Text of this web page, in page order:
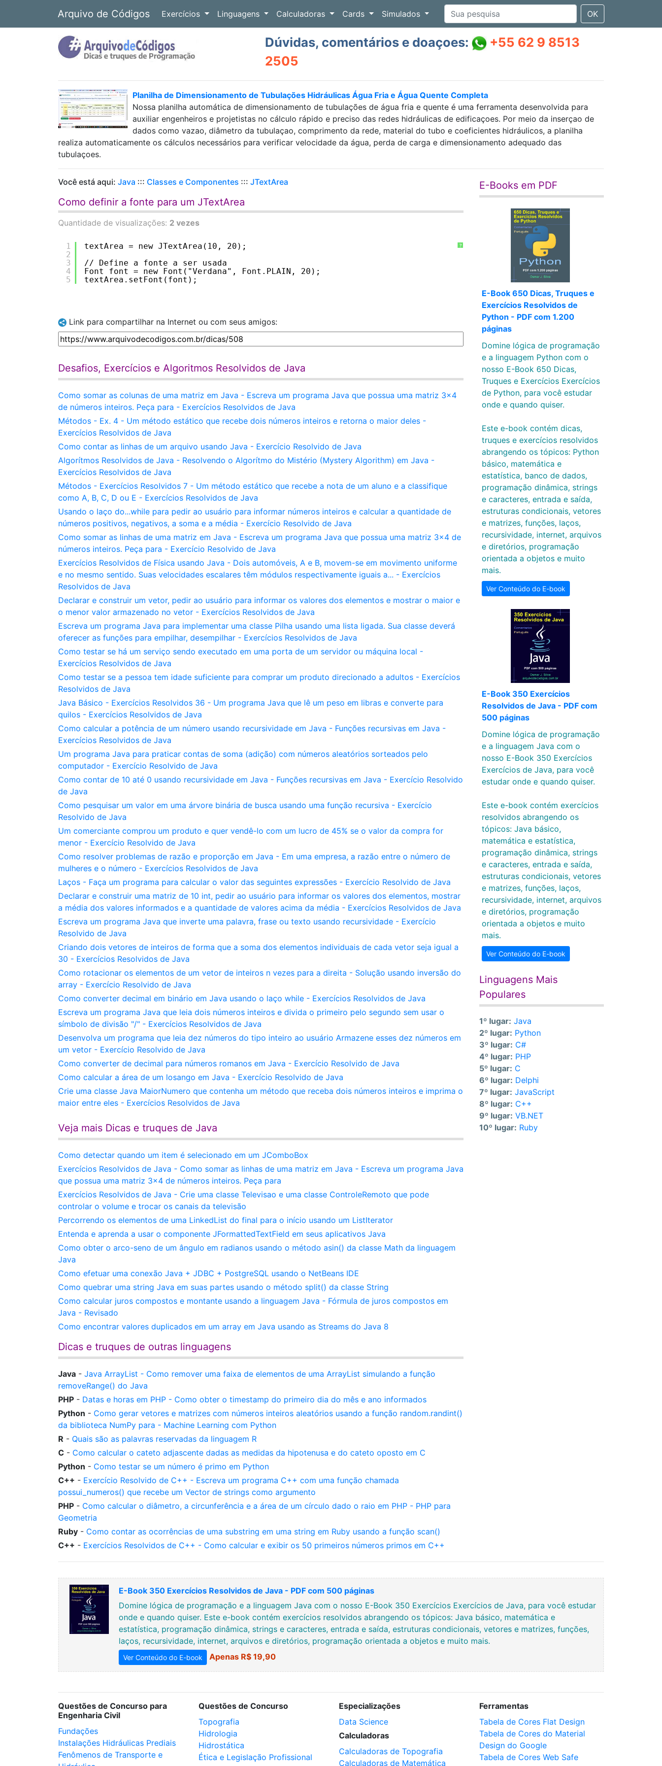
Arquivo de Códigos Exercícios Linguagens Calculadoras Cards Simulados OK
Dúvidas, comentários e doaçoes:
+55 62 9 8513
2505
Planilha de Dimensionamento de Tubulações Hidráulicas Água Fria e Água Quente Completa
Nossa planilha automática de dimensionamento de tubulações de água fria e quente é uma ferramenta desenvolvida para
auxiliar engenheiros e projetistas no cálculo rápido e preciso das redes hidráulicas de edificaçoes. Por meio da inserçao de
dados como vazao, diâmetro da tubulaçao, comprimento da rede, material do tubo e coeficientes hidráulicos, a planilha
realiza automaticamente os cálculos necessários para verificar velocidade da água, perda de carga e dimensionamento adequado das
tubulaçoes.
Você está aqui: Java ::: Classes e Componentes ::: JTextArea
Como definir a fonte para um JTextArea
Quantidade de visualizações: 2 vezes
?
1
2
3
4
5
textArea = new JTextArea(10, 20);
// Define a fonte a ser usada
Font font = new Font("Verdana", Font.PLAIN, 20);
textArea.setFont(font);
Link para compartilhar na Internet ou com seus amigos:
Desafios, Exercícios e Algoritmos Resolvidos de Java
Como somar as colunas de uma matriz em Java - Escreva um programa Java que possua uma matriz 3x4
de números inteiros. Peça para - Exercícios Resolvidos de Java
Métodos - Ex. 4 - Um método estático que recebe dois números inteiros e retorna o maior deles -
Exercícios Resolvidos de Java
Como contar as linhas de um arquivo usando Java - Exercício Resolvido de Java
Algorítmos Resolvidos de Java - Resolvendo o Algorítmo do Mistério (Mystery Algorithm) em Java -
Exercícios Resolvidos de Java
Métodos - Exercícios Resolvidos 7 - Um método estático que recebe a nota de um aluno e a classifique
como A, B, C, D ou E - Exercícios Resolvidos de Java
Usando o laço do...while para pedir ao usuário para informar números inteiros e calcular a quantidade de
números positivos, negativos, a soma e a média - Exercício Resolvido de Java
Como somar as linhas de uma matriz em Java - Escreva um programa Java que possua uma matriz 3x4 de
números inteiros. Peça para - Exercício Resolvido de Java
Exercícios Resolvidos de Física usando Java - Dois automóveis, A e B, movem-se em movimento uniforme
e no mesmo sentido. Suas velocidades escalares têm módulos respectivamente iguais a... - Exercícios
Resolvidos de Java
Declarar e construir um vetor, pedir ao usuário para informar os valores dos elementos e mostrar o maior e
o menor valor armazenado no vetor - Exercícios Resolvidos de Java
Escreva um programa Java para implementar uma classe Pilha usando uma lista ligada. Sua classe deverá
oferecer as funções para empilhar, desempilhar - Exercícios Resolvidos de Java
Como testar se há um serviço sendo executado em uma porta de um servidor ou máquina local -
Exercícios Resolvidos de Java
Como testar se a pessoa tem idade suficiente para comprar um produto direcionado a adultos - Exercícios
Resolvidos de Java
Java Básico - Exercícios Resolvidos 36 - Um programa Java que lê um peso em libras e converte para
quilos - Exercícios Resolvidos de Java
Como calcular a potência de um número usando recursividade em Java - Funções recursivas em Java -
Exercícios Resolvidos de Java
Um programa Java para praticar contas de soma (adição) com números aleatórios sorteados pelo
computador - Exercício Resolvido de Java
Como contar de 10 até 0 usando recursividade em Java - Funções recursivas em Java - Exercício Resolvido
de Java
Como pesquisar um valor em uma árvore binária de busca usando uma função recursiva - Exercício
Resolvido de Java
Um comerciante comprou um produto e quer vendê-lo com um lucro de 45% se o valor da compra for
menor - Exercício Resolvido de Java
Como resolver problemas de razão e proporção em Java - Em uma empresa, a razão entre o número de
mulheres e o número - Exercícios Resolvidos de Java
Laços - Faça um programa para calcular o valor das seguintes expressões - Exercício Resolvido de Java
Declarar e construir uma matriz de 10 int, pedir ao usuário para informar os valores dos elementos, mostrar
a média dos valores informados e a quantidade de valores acima da média - Exercícios Resolvidos de Java
Escreva um programa Java que inverte uma palavra, frase ou texto usando recursividade - Exercício
Resolvido de Java
Criando dois vetores de inteiros de forma que a soma dos elementos individuais de cada vetor seja igual a
30 - Exercícios Resolvidos de Java
Como rotacionar os elementos de um vetor de inteiros n vezes para a direita - Solução usando inversão do
array - Exercício Resolvido de Java
Como converter decimal em binário em Java usando o laço while - Exercícios Resolvidos de Java
Escreva um programa Java que leia dois números inteiros e divida o primeiro pelo segundo sem usar o
símbolo de divisão "/" - Exercícios Resolvidos de Java
Desenvolva um programa que leia dez números do tipo inteiro ao usuário Armazene esses dez números em
um vetor - Exercício Resolvido de Java
Como converter de decimal para números romanos em Java - Exercício Resolvido de Java
Como calcular a área de um losango em Java - Exercício Resolvido de Java
Crie uma classe Java MaiorNumero que contenha um método que receba dois números inteiros e imprima o
maior entre eles - Exercícios Resolvidos de Java
Veja mais Dicas e truques de Java
Como detectar quando um item é selecionado em um JComboBox
Exercícios Resolvidos de Java - Como somar as linhas de uma matriz em Java - Escreva um programa Java
que possua uma matriz 3x4 de números inteiros. Peça para
Exercícios Resolvidos de Java - Crie uma classe Televisao e uma classe ControleRemoto que pode
controlar o volume e trocar os canais da televisão
Percorrendo os elementos de uma LinkedList do final para o início usando um ListIterator
Entenda e aprenda a usar o componente JFormattedTextField em seus aplicativos Java
Como obter o arco-seno de um ângulo em radianos usando o método asin() da classe Math da linguagem
Java
Como efetuar uma conexão Java + JDBC + PostgreSQL usando o NetBeans IDE
Como quebrar uma string Java em suas partes usando o método split() da classe String
Como calcular juros compostos e montante usando a linguagem Java - Fórmula de juros compostos em
Java - Revisado
Como encontrar valores duplicados em um array em Java usando as Streams do Java 8
Dicas e truques de outras linguagens
Java - Java ArrayList - Como remover uma faixa de elementos de uma ArrayList simulando a função
removeRange() do Java
PHP - Datas e horas em PHP - Como obter o timestamp do primeiro dia do mês e ano informados
Python - Como gerar vetores e matrizes com números inteiros aleatórios usando a função random.randint()
da biblioteca NumPy para - Machine Learning com Python
R - Quais são as palavras reservadas da linguagem R
C - Como calcular o cateto adjascente dadas as medidas da hipotenusa e do cateto oposto em C
Python - Como testar se um número é primo em Python
C++ - Exercício Resolvido de C++ - Escreva um programa C++ com uma função chamada
possui_numeros() que recebe um Vector de strings como argumento
PHP - Como calcular o diâmetro, a circunferência e a área de um círculo dado o raio em PHP - PHP para
Geometria
Ruby - Como contar as ocorrências de uma substring em uma string em Ruby usando a função scan()
C++ - Exercícios Resolvidos de C++ - Como calcular e exibir os 50 primeiros números primos em C++
E-Books em PDF
E-Book 650 Dicas, Truques e
Exercícios Resolvidos de
Python - PDF com 1.200
páginas
Domine lógica de programação
e a linguagem Python com o
nosso E-Book 650 Dicas,
Truques e Exercícios Exercícios
de Python, para você estudar
onde e quando quiser.
Este e-book contém dicas,
truques e exercícios resolvidos
abrangendo os tópicos: Python
básico, matemática e
estatística, banco de dados,
programação dinâmica, strings
e caracteres, entrada e saída,
estruturas condicionais, vetores
e matrizes, funções, laços,
recursividade, internet, arquivos
e diretórios, programação
orientada a objetos e muito
mais.
Ver Conteúdo do E-book
E-Book 350 Exercícios
Resolvidos de Java - PDF com
500 páginas
Domine lógica de programação
e a linguagem Java com o
nosso E-Book 350 Exercícios
Exercícios de Java, para você
estudar onde e quando quiser.
Este e-book contém exercícios
resolvidos abrangendo os
tópicos: Java básico,
matemática e estatística,
programação dinâmica, strings
e caracteres, entrada e saída,
estruturas condicionais, vetores
e matrizes, funções, laços,
recursividade, internet, arquivos
e diretórios, programação
orientada a objetos e muito
mais.
Ver Conteúdo do E-book
Linguagens Mais
Populares
1º lugar: Java
2º lugar: Python
3º lugar: C#
4º lugar: PHP
5º lugar: C
6º lugar: Delphi
7º lugar: JavaScript
8º lugar: C++
9º lugar: VB.NET
10º lugar: Ruby
E-Book 350 Exercícios Resolvidos de Java - PDF com 500 páginas
Domine lógica de programação e a linguagem Java com o nosso E-Book 350 Exercícios Exercícios de Java, para você estudar
onde e quando quiser. Este e-book contém exercícios resolvidos abrangendo os tópicos: Java básico, matemática e
estatística, programação dinâmica, strings e caracteres, entrada e saída, estruturas condicionais, vetores e matrizes, funções,
laços, recursividade, internet, arquivos e diretórios, programação orientada a objetos e muito mais.
Ver Conteúdo do E-book Apenas R$ 19,90
Questões de Concurso para
Engenharia Civil
Fundações
Instalações Hidráulicas Prediais
Fenômenos de Transporte e
Questões de Concurso
Topografia
Hidrologia
Hidrostática
Ética e Legislação Profissional
Especializações
Data Science
Calculadoras
Calculadoras de Topografia
Calculadoras de Matemática
Ferramentas
Tabela de Cores Flat Design
Tabela de Cores do Material
Design do Google
Tabela de Cores Web Safe